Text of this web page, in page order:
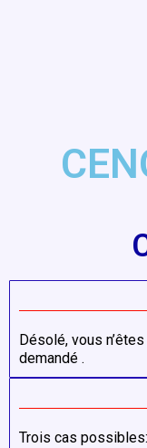
Désolé, vous
demandé .
Trois cas possibles: